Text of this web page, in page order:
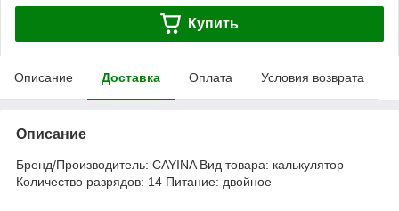
Купить
Описание Доставка Оплата Условия возврата
Описание
Бренд/Производитель: CAYINA Вид товара: калькулятор
Количество разрядов: 14 Питание: двойное